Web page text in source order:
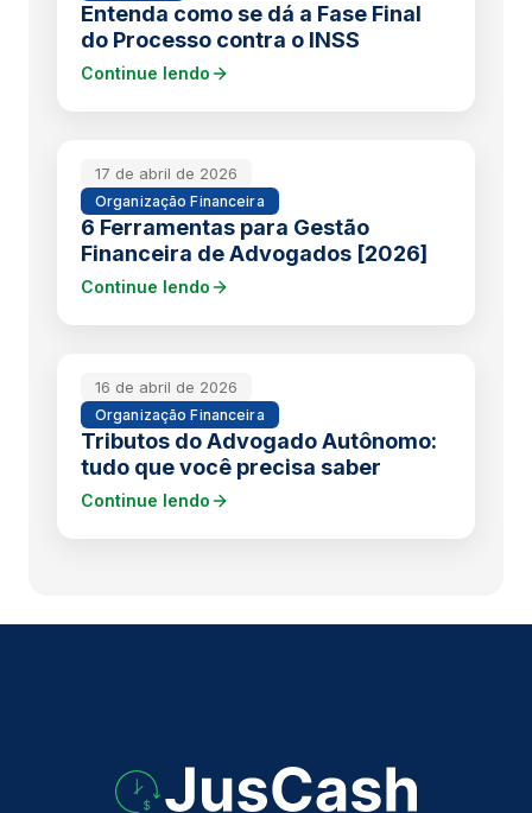
Entenda como se dá a Fase Final
do Processo contra o INSS
Continue lendo
17 de abril de 2026
Organização Financeira
6 Ferramentas para Gestão
Financeira de Advogados [2026]
Continue lendo
16 de abril de 2026
Organização Financeira
Tributos do Advogado Autônomo:
tudo que você precisa saber
Continue lendo